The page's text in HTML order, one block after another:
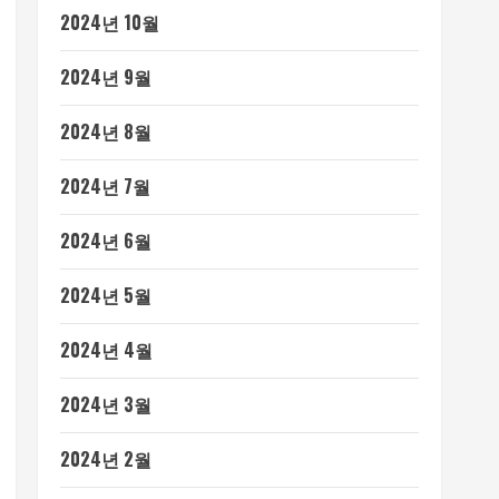
2024년 10월
2024년 9월
2024년 8월
2024년 7월
2024년 6월
2024년 5월
2024년 4월
2024년 3월
2024년 2월